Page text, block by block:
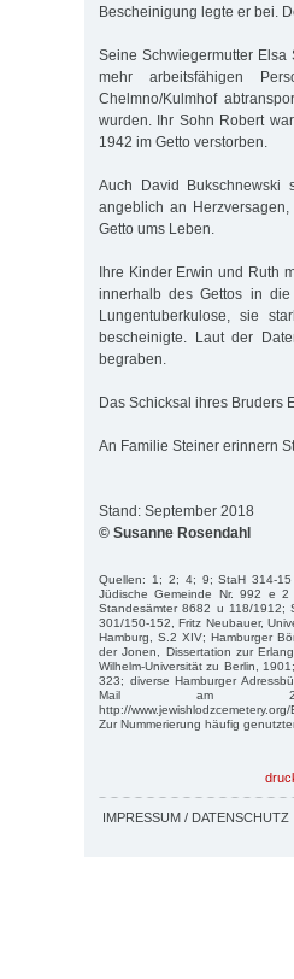
Bescheinigung legte er bei.
Seine Schwiegermutter
mehr arbeitsfähigen
Chelmno/Kulmhof
wurden. Ihr Sohn Robert
1942 im Getto verstorben.
Auch David
angeblich an
Getto ums Leben.
Ihre Kinder Erwin und Ruth
innerhalb des Gettos in
Lungentuberkulose, sie
bescheinigte. Laut der
begraben.
Das Schicksal ihres Bruders
An Familie Steiner erinnern
Stand: September 2018
© Susanne Rosendahl
Quellen: 1; 2; 4; 9; StaH 314-
Jüdische Gemeinde Nr. 992 e
Standesämter 8682 u 118/1912;
301/150-152, Fritz Neubauer,
Hamburg, S.2 XIV; Hamburger
der Jonen, Dissertation zur
Wilhelm-Universität zu Berlin,
323; diverse Hamburger
Mail am
http://
Zur Nummerierung häufig
IMPRESSUM / DATENSCHUTZ